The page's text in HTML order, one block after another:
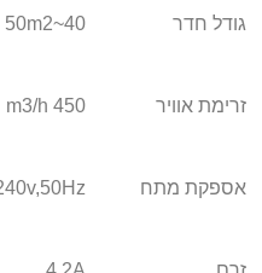
גודל חדר 40~50m2
זרימת אוויר 450 m3/h
אספקת מתח